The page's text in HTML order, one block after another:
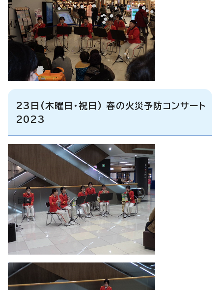
23日(木曜日・祝日) 春の火災予防コンサート
2023